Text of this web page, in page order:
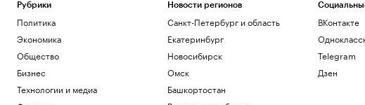
Спорт
Премьер Болгарии сообщил о взрыве
беспилотника рядом с газопроводом
Политика
Развожаев сообщил подробности двух
атак ВСУ на Севастополь
Политика
Рубрики
Политика
Экономика
Общество
Бизнес
Технологии и медиа
Новости регионов
Санкт-Петербург и область
Екатеринбург
Новосибирск
Омск
Башкортостан
ВКонтакте
Telegram
Дзен